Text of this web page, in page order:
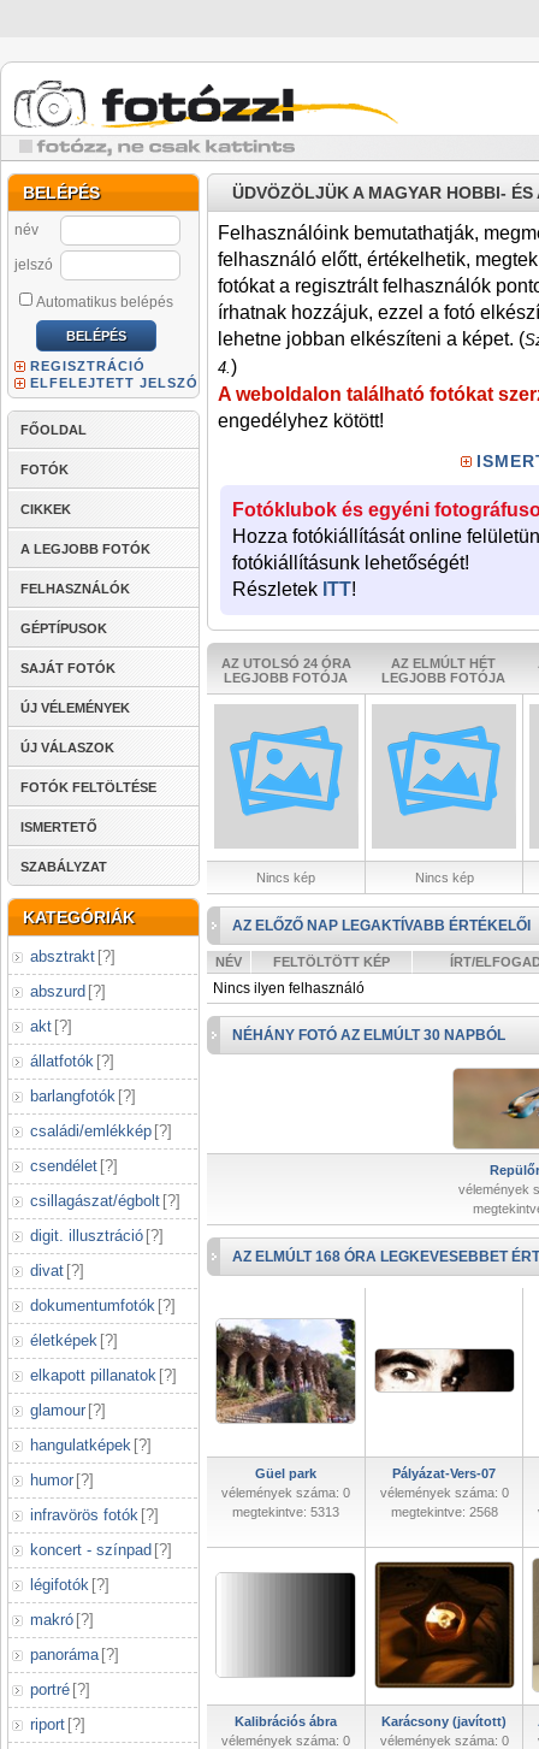
BELÉPÉS
név
jelszó
Automatikus belépés
REGISZTRÁCIÓ
ELFELEJTETT JELSZÓ
FŐOLDAL
FOTÓK
CIKKEK
A LEGJOBB FOTÓK
FELHASZNÁLÓK
GÉPTÍPUSOK
SAJÁT FOTÓK
ÚJ VÉLEMÉNYEK
ÚJ VÁLASZOK
FOTÓK FELTÖLTÉSE
ISMERTETŐ
SZABÁLYZAT
KATEGÓRIÁK
absztrakt [?]
abszurd [?]
akt [?]
állatfotók [?]
barlangfotók [?]
családi/emlékkép [?]
csendélet [?]
csillagászat/égbolt [?]
digit. illusztráció [?]
divat [?]
dokumentumfotók [?]
életképek [?]
elkapott pillanatok [?]
glamour [?]
hangulatképek [?]
humor [?]
infravörös fotók [?]
koncert - színpad [?]
légifotók [?]
makró [?]
panoráma [?]
portré [?]
riport [?]
ÜDVÖZÖLJÜK A MAGYAR HOBBI-
Felhasználóink bemutathatják,
felhasználó előtt, értékelhetik,
fotókat a regisztrált felhasználók
írhatnak hozzájuk, ezzel a fotó
lehetne jobban elkészíteni a képet. (
4.)
A weboldalon található fotókat
engedélyhez kötött!
Fotóklubok és egyéni
Hozza fotókiállítását online
fotókiállításunk lehetőségét!
Részletek ITT!
AZ UTOLSÓ 24 ÓRA
LEGJOBB FOTÓJA
AZ ELMÚLT HÉT
LEGJOBB FOTÓJA
Nincs kép Nincs kép
AZ ELŐZŐ NAP LEGAKTÍVABB ÉRTÉKELŐI
NÉV FELTÖLTÖTT KÉP ÍRT/
Nincs ilyen felhasználó
NÉHÁNY FOTÓ AZ ELMÚLT 30 NAPBÓL
vélemények
AZ ELMÚLT 168 ÓRA LEGKEVESEBBET
Güel park
vélemények száma: 0
megtekintve: 5313
Pályázat-Vers-07
vélemények száma: 0
megtekintve: 2568
Kalibrációs ábra
vélemények száma: 0
Karácsony (javított)
vélemények száma: 0